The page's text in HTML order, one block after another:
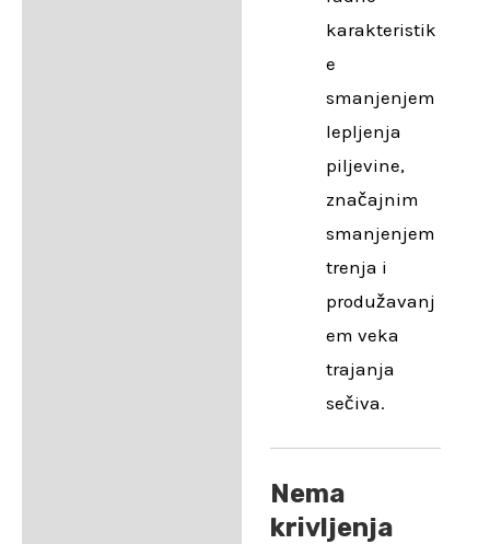
karakteristik
e
smanjenjem
lepljenja
piljevine,
značajnim
smanjenjem
trenja i
produžavanj
em veka
trajanja
sečiva.
Nema
krivljenja